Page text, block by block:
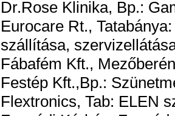
Dr.Rose Klinika, Bp.:
Eurocare Rt.,
szállítása,
Fábafém Kft.,
Festép Kft.,Bp.:
Flextronics, Tab: ELEN